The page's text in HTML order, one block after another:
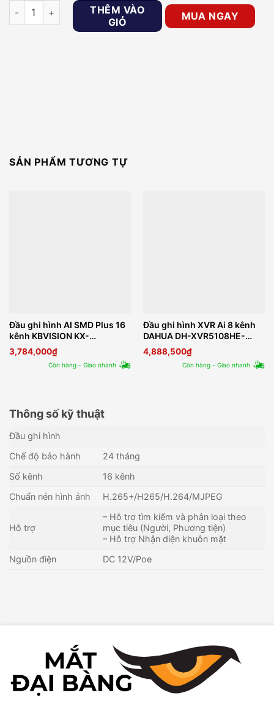
Đầu ghi hình IP AI 16 kênh Kbvision KX-DAi4K8216N3P16 số
THÊM VÀO
GIỎ
MUA NGAY
SẢN PHẨM TƯƠNG TỰ
Đầu ghi hình AI SMD Plus 16
kênh KBVISION KX-
CAi7216H1
3,784,000₫
Còn hàng - Giao nhanh
Đầu ghi hình XVR Ai 8 kênh
DAHUA DH-XVR5108HE-
4KL-I3
4,888,500₫
Còn hàng - Giao nhanh
Thông số kỹ thuật
Đầu ghi hình
Chế độ bảo hành
24 tháng
Số kênh
16 kênh
Chuẩn nén hình ảnh
H.265+/H265/H.264/MJPEG
Hỗ trợ
– Hỗ trợ tìm kiếm và phân loại theo
mục tiêu (Người, Phương tiện)
– Hỗ trợ Nhận diện khuôn mặt
Nguồn điện
DC 12V/Poe